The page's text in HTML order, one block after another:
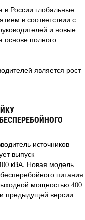
в России глобальные
в соответствии с
и новые
основе полного
является рост
источников
выпуск
кВА. Новая модель
питания
мощностью 400
предыдущей версии